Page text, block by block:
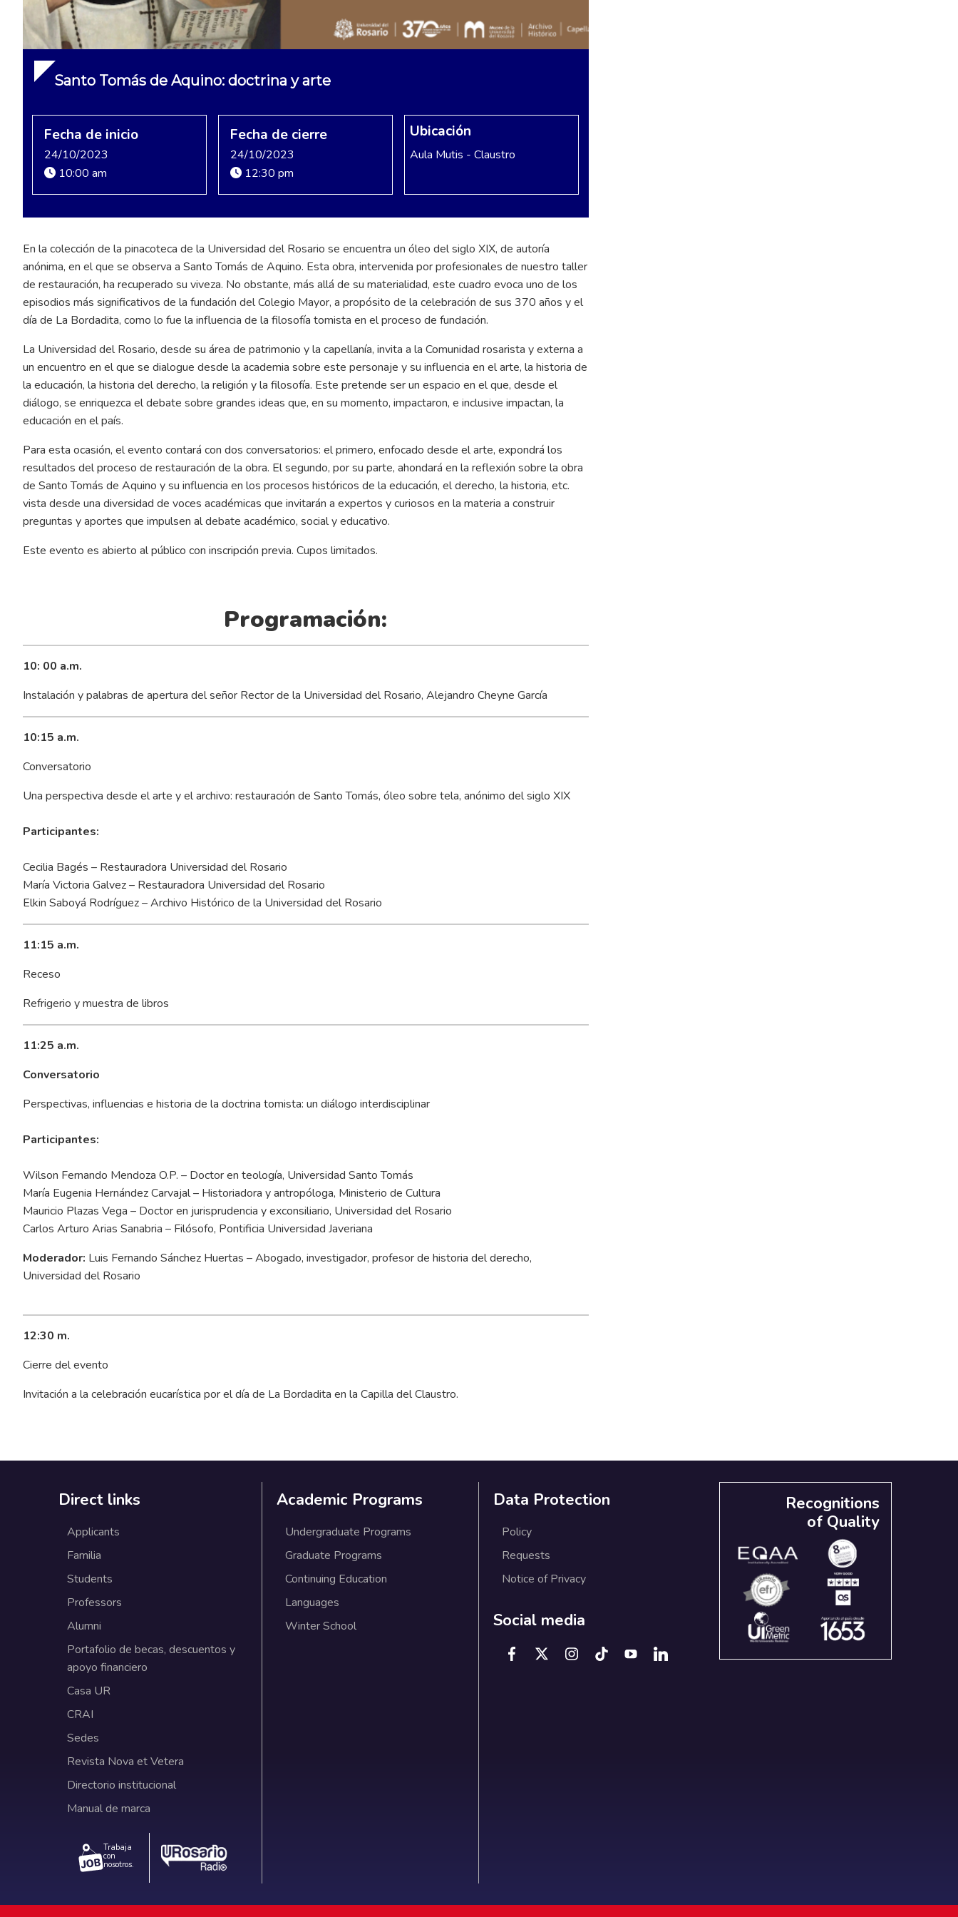
Santo Tomás de Aquino: doctrina y arte
Fecha de inicio
24/10/2023
10:00 am
Fecha de cierre
24/10/2023
12:30 pm
Ubicación
Aula Mutis - Claustro
En la colección de la pinacoteca de la Universidad del Rosario se encuentra un óleo del siglo XIX, de autoría
anónima, en el que se observa a Santo Tomás de Aquino. Esta obra, intervenida por profesionales de nuestro taller
de restauración, ha recuperado su viveza. No obstante, más allá de su materialidad, este cuadro evoca uno de los
episodios más significativos de la fundación del Colegio Mayor, a propósito de la celebración de sus 370 años y el
día de La Bordadita, como lo fue la influencia de la filosofía tomista en el proceso de fundación.
La Universidad del Rosario, desde su área de patrimonio y la capellanía, invita a la Comunidad rosarista y externa a
un encuentro en el que se dialogue desde la academia sobre este personaje y su influencia en el arte, la historia de
la educación, la historia del derecho, la religión y la filosofía. Este pretende ser un espacio en el que, desde el
diálogo, se enriquezca el debate sobre grandes ideas que, en su momento, impactaron, e inclusive impactan, la
educación en el país.
Para esta ocasión, el evento contará con dos conversatorios: el primero, enfocado desde el arte, expondrá los
resultados del proceso de restauración de la obra. El segundo, por su parte, ahondará en la reflexión sobre la obra
de Santo Tomás de Aquino y su influencia en los procesos históricos de la educación, el derecho, la historia, etc.
vista desde una diversidad de voces académicas que invitarán a expertos y curiosos en la materia a construir
preguntas y aportes que impulsen al debate académico, social y educativo.
Este evento es abierto al público con inscripción previa. Cupos limitados.
Programación:
10: 00 a.m.
Instalación y palabras de apertura del señor Rector de la Universidad del Rosario, Alejandro Cheyne García
10:15 a.m.
Conversatorio
Una perspectiva desde el arte y el archivo: restauración de Santo Tomás, óleo sobre tela, anónimo del siglo XIX
Participantes:
Cecilia Bagés – Restauradora Universidad del Rosario
María Victoria Galvez – Restauradora Universidad del Rosario
Elkin Saboyá Rodríguez – Archivo Histórico de la Universidad del Rosario
11:15 a.m.
Receso
Refrigerio y muestra de libros
11:25 a.m.
Conversatorio
Perspectivas, influencias e historia de la doctrina tomista: un diálogo interdisciplinar
Participantes:
Wilson Fernando Mendoza O.P. – Doctor en teología, Universidad Santo Tomás
María Eugenia Hernández Carvajal – Historiadora y antropóloga, Ministerio de Cultura
Mauricio Plazas Vega – Doctor en jurisprudencia y exconsiliario, Universidad del Rosario
Carlos Arturo Arias Sanabria – Filósofo, Pontificia Universidad Javeriana
Moderador: Luis Fernando Sánchez Huertas – Abogado, investigador, profesor de historia del derecho,
Universidad del Rosario
12:30 m.
Cierre del evento
Invitación a la celebración eucarística por el día de La Bordadita en la Capilla del Claustro.
Direct links
Applicants
Familia
Students
Professors
Alumni
Portafolio de becas, descuentos y
apoyo financiero
Casa UR
CRAI
Sedes
Revista Nova et Vetera
Directorio institucional
Manual de marca
Trabaja
con
nosotros.
Academic Programs
Undergraduate Programs
Graduate Programs
Continuing Education
Languages
Winter School
Data Protection
Policy
Requests
Notice of Privacy
Social media
Recognitions
of Quality